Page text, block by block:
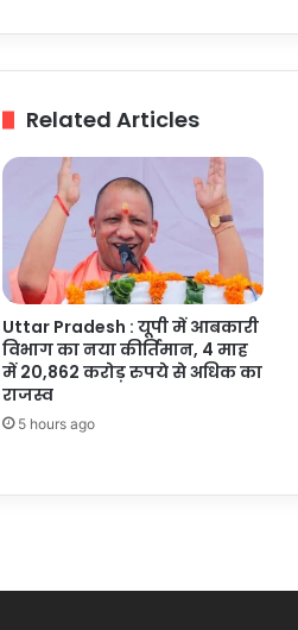
खत्म
दो
Related Articles
Uttar Pradesh : यूपी में आबकारी
विभाग का नया कीर्तिमान, 4 माह
में 20,862 करोड़ रुपये से अधिक का
राजस्व
5 hours ago